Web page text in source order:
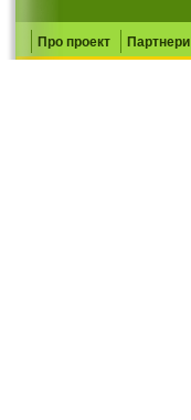
Про проект Партнери